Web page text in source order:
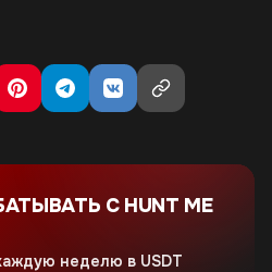
С HUNT ME
неделю в USDT